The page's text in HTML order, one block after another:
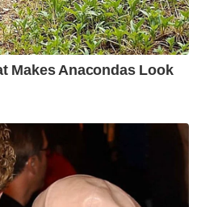
Makes Anacondas Look